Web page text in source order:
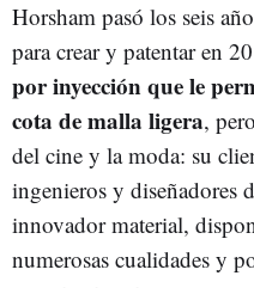
Horsham pasó los seis
para crear y patentar en
por inyección que le
cota de malla ligera,
del cine y la moda: su
ingenieros y diseñadores
innovador material,
numerosas cualidades y